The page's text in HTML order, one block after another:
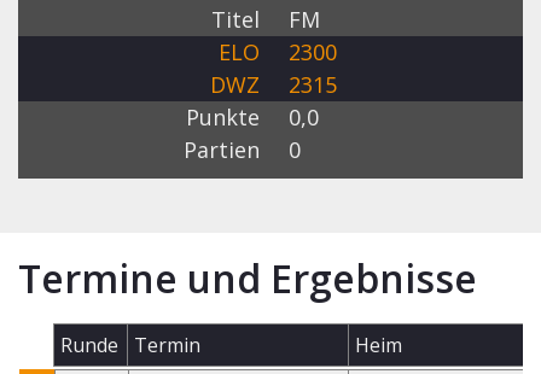
Titel
FM
ELO
2300
DWZ
2315
Punkte
0,0
Partien
0
Termine und Ergebnisse
Runde Termin Heim